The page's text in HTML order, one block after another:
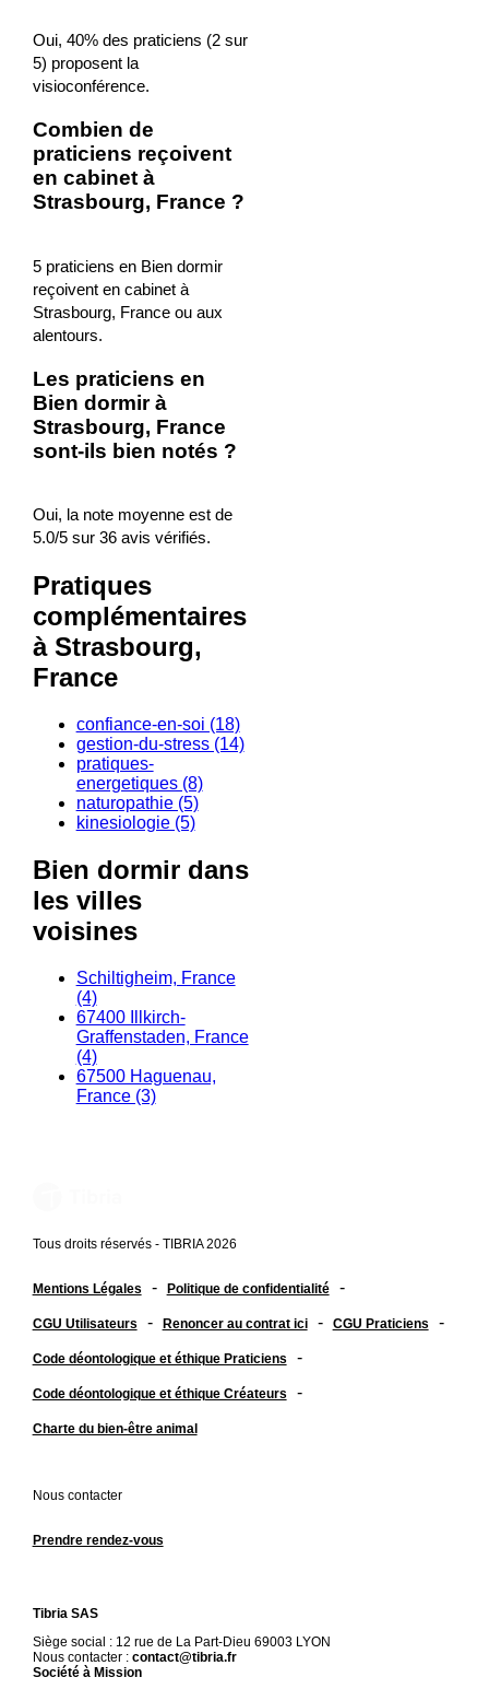
Oui, 40% des praticiens (2 sur
5) proposent la
visioconférence.
Combien de
praticiens reçoivent
en cabinet à
Strasbourg, France ?
5 praticiens en Bien dormir
reçoivent en cabinet à
Strasbourg, France ou aux
alentours.
Les praticiens en
Bien dormir à
Strasbourg, France
sont-ils bien notés ?
Oui, la note moyenne est de
5.0/5 sur 36 avis vérifiés.
Pratiques
complémentaires
à Strasbourg,
France
confiance-en-soi (18)
gestion-du-stress (14)
pratiques-
energetiques (8)
naturopathie (5)
kinesiologie (5)
Bien dormir dans
les villes
voisines
Schiltigheim, France
(4)
67400 Illkirch-
Graffenstaden, France
(4)
67500 Haguenau,
France (3)
Tous droits réservés - TIBRIA 2026
Mentions Légales - Politique de confidentialité -
CGU Utilisateurs - Renoncer au contrat ici - CGU Praticiens -
Code déontologique et éthique Praticiens -
Code déontologique et éthique Créateurs -
Charte du bien-être animal
Nous contacter
Prendre rendez-vous
Tibria SAS
Siège social : 12 rue de La Part-Dieu 69003 LYON
Nous contacter : contact@tibria.fr
Société à Mission